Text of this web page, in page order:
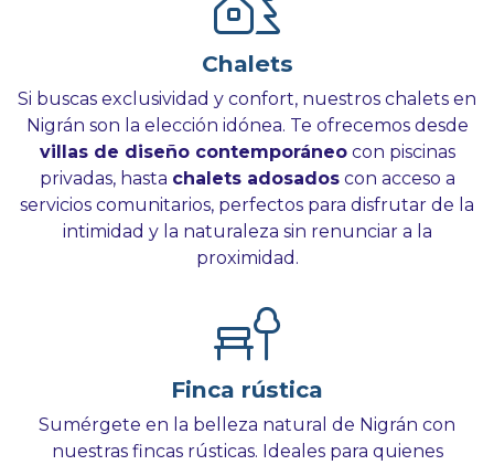
Chalets
Si buscas exclusividad y confort, nuestros chalets en
Nigrán son la elección idónea. Te ofrecemos desde
villas de diseño contemporáneocon piscinas
privadas, hasta chalets adosadoscon acceso a
servicios comunitarios, perfectos para disfrutar de la
intimidad y la naturaleza sin renunciar a la
proximidad.
Finca rústica
Sumérgete en la belleza natural de Nigrán con
nuestras fincas rústicas. Ideales para quienes